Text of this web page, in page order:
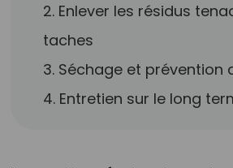
2. Enlever les résidus
taches
3. Séchage et prévention
4. Entretien sur le long